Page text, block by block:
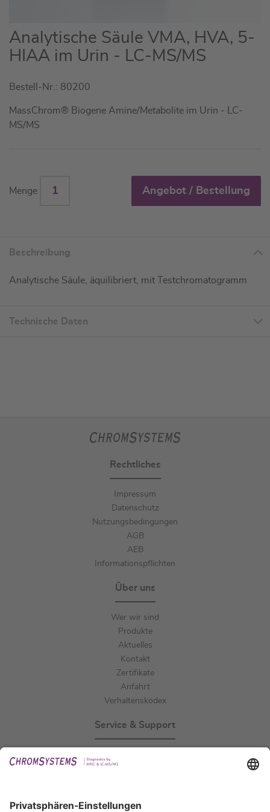
Zum
Anfang
der
springen
Analytische Säule VMA, HVA, 5-
HIAA im Urin - LC-MS/MS
Bestell-Nr.: 80200
MassChrom® Biogene Amine/Metabolite im Urin - LC-
MS/MS
Menge Angebot / Bestellung
Beschreibung
Analytische Säule, äquilibriert, mit Testchromatogramm
Technische Daten
Rechtliches
Impressum
Datenschutz
Nutzungsbedingungen
AGB
AEB
Informationspflichten
Über uns
Wer wir sind
Produkte
Aktuelles
Kontakt
Zertifikate
Anfahrt
Verhaltenskodex
Service & Support